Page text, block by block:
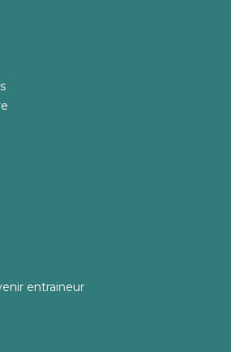
entraineur